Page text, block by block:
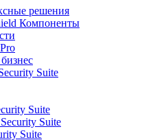
решения
Компоненты
Suite
Suite
Suite
Suite